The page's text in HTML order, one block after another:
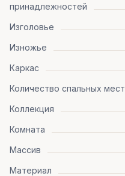
принадлежностей
Изголовье
Изножье
Каркас
Количество спальных мест
Коллекция
Комната
Массив
Материал